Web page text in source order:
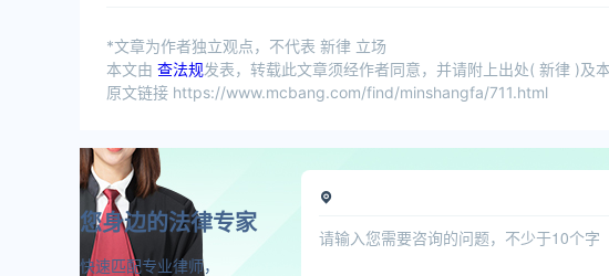
*文章为作者独立观点，不代表 新律 立场
本文由 查法规发表，转载此文章须经作者同意，并请附上出处( 新律 )及本
原文链接 https://www.mcbang.com/find/minshangfa/711.html
您身边的法律专家
快速匹配专业律师，